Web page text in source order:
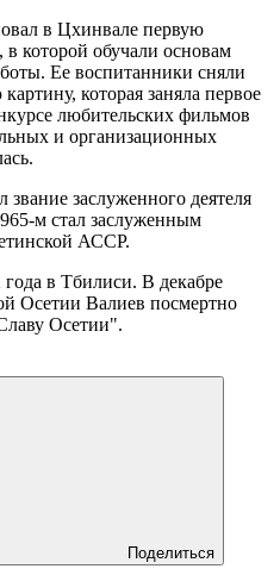
в Цхинвале первую
которой обучали основам
Ее воспитанники сняли
которая заняла первое
любительских фильмов
и организационных
заслуженного деятеля
м стал заслуженным
АССР.
года в Тбилиси. В декабре
Осетии Валиев посмертно
Осетии".
Поделиться